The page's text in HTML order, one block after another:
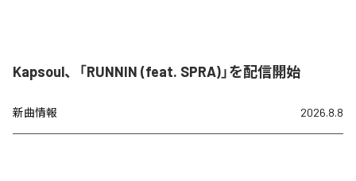
Kapsoul、「RUNNIN (feat. SPRA)」を配信開始
新曲情報 2026.8.8